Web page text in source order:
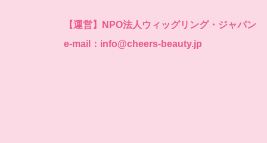
【運営】
NPO法人ウィッグリング・ジャパン
e-mail：info@cheers-beauty.jp